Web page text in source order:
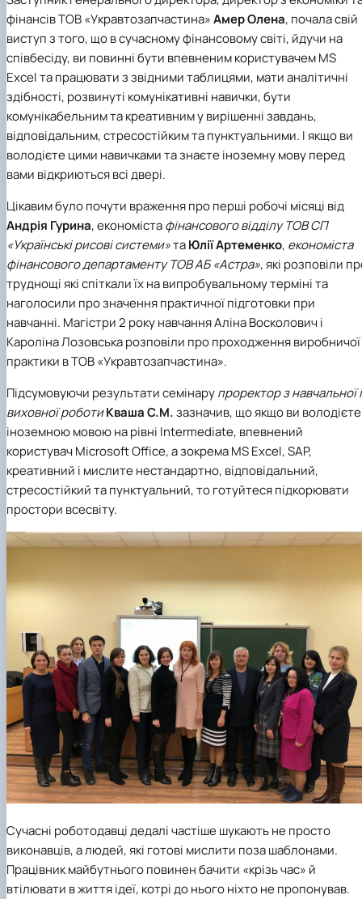
фінансів ТОВ «Укравтозапчастина»Амер Олена, почала свій
виступ з того, що в сучасному фінансовому світі, йдучи на
співбесіду, ви повинні бути впевненим користувачем MS
Excel та працювати з звідними таблицями, мати аналітичні
здібності, розвинуті комунікативні навички, бути
комунікабельним та креативним у вирішенні завдань,
відповідальним, стресостійким та пунктуальними. І якщо ви
володієте цими навичками та знаєте іноземну мову перед
вами відкриються всі двері.
Цікавим було почути враження про перші робочі місяці від
Андрія Гурина, економістафінансового відділу ТОВ СП
«Українські рисові системи»таЮлії Артеменко, економіста
фінансового департаменту ТОВ АБ «Астра», які розповіли
труднощі які спіткали їх на випробувальному терміні та
наголосили про значення практичної підготовки при
навчанні. Магістри 2 року навчання Аліна Восколович і
Кароліна Лозовська розповіли про проходження виробничої
практики в ТОВ «Укравтозапчастина».
Підсумовуючи результати семінарупроректор з навчальної і
виховної роботиКваша С.М.зазначив, що якщо ви володієте
іноземною мовою на рівні Intermediate, впевнений
користувач Microsoft Office, а зокрема MS Excel, SAP,
креативний і мислите нестандартно, відповідальний,
стресостійкий та пунктуальний, то готуйтеся підкорювати
простори всесвіту.
Сучасні роботодавці дедалі частіше шукають не просто
виконавців, а людей, які готові мислити поза шаблонами.
Працівник майбутнього повинен бачити «крізь час» й
втілювати в життя ідеї, котрі до нього ніхто не пропонував.